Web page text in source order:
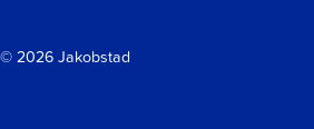
© 2026 Jakobstad